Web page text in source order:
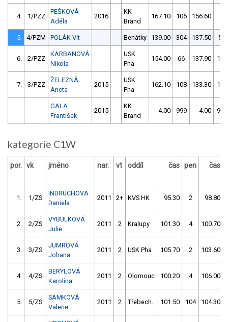
4. 1/PZZ
PEŠKOVÁ
Adéla
2016
KK
Brand
167.10 106 156.60
5. 4/PZM POLÁK Vít Benátky 139.00 304 137.50 58
6. 2/PZZ
KARBANOVÁ
Nikola
USK
Pha
154.00 66 137.90 112
7. 3/PZZ
ŽELEZNÁ
Aneta
2015
USK
Pha
162.10 108 133.30 156
GALA
František
2015
KK
Brand
4.00 999 4.00 999
kategorie C1W
por. vk jméno nar. vt oddíl čas pen čas
1. 1/ZS
INDRUCHOVÁ
Daniela
2011 2+ KVS HK 95.30 2 98.80
2. 2/ZS
VYBULKOVÁ
Julie
2011 2 Kralupy 101.30 4 100.70
3. 3/ZS
JUMROVÁ
Johana
2011 2 USK Pha 105.70 2 103.60
4. 4/ZS
BERYLOVÁ
Karolína
2011 2 Olomouc 100.20 4 106.00
5. 5/ZS
SAMKOVÁ
Valerie
2011 2 Třebech. 101.50 104 104.30